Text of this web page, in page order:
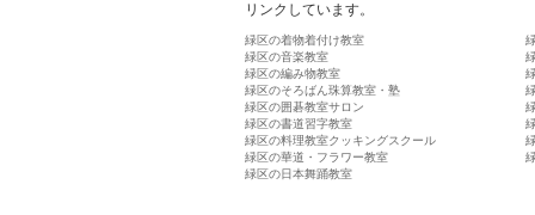
リンクしています。
緑区の着物着付け教室
緑区の音楽教室
緑区の編み物教室
緑区のそろばん珠算教室・塾
緑区の囲碁教室サロン
緑区の書道習字教室
緑区の料理教室クッキングスクール
緑区の華道・フラワー教室
緑区の日本舞踊教室